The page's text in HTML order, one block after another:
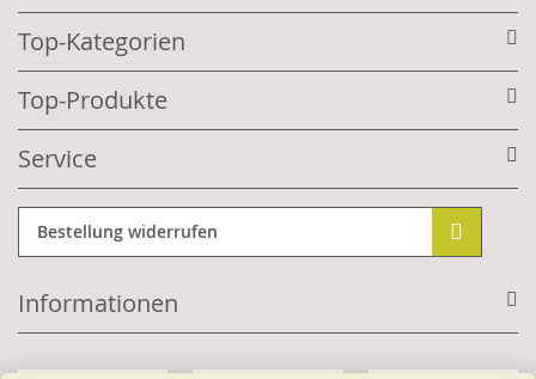
Top-Kategorien
Top-Produkte
Service
Bestellung widerrufen
Informationen